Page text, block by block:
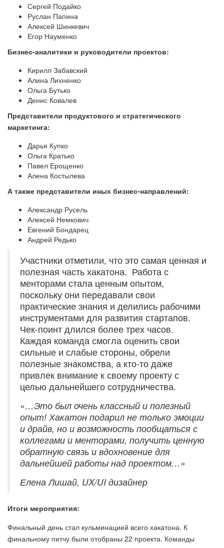
Сергей Подайко
Руслан Папина
Алексей Шинкевич
Егор Науменко
Бизнес-аналитики и руководители проектов:
Кирилл Забавский
Алина Лихненко
Ольга Бутько
Денис Ковалев
Представители продуктового и стратегического
маркетинга:
Дарья Купко
Ольга Кратько
Павел Ерощенко
Алена Костылева
А также представители иных бизнес-направлений:
Александр Русель
Алексей Немкович
Евгений Бондарец
Андрей Редько
Участники отметили, что это самая ценная и
полезная часть хакатона. Работа с
менторами стала ценным опытом,
поскольку они передавали свои
практические знания и делились рабочими
инструментами для развития стартапов.
Чек-поинт длился более трех часов.
Каждая команда смогла оценить свои
сильные и слабые стороны, обрели
полезные знакомства, а кто-то даже
привлек внимание к своему проекту с
целью дальнейшего сотрудничества.
«…Это был очень классный и полезный
опыт! Хакатон подарил не только эмоции
и драйв, но и возможность пообщаться с
коллегами и менторами, получить ценную
обратную связь и вдохновение для
дальнейшей работы над проектом…»
Елена Лишай, UX/UI дизайнер
Итоги мероприятия:
Финальный день стал кульминацией всего хакатона. К
финальному питчу были отобраны 22 проекта. Команды